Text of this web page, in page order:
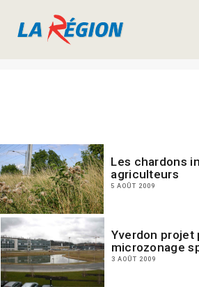
Les chardons
agriculteurs
5 AOÛT 2009
Yverdon projet
microzonage
3 AOÛT 2009